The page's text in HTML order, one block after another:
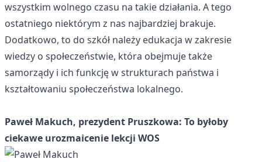
wszystkim wolnego czasu na takie działania. A tego
ostatniego niektórym z nas najbardziej brakuje.
Dodatkowo, to do szkół należy edukacja w zakresie
wiedzy o społeczeństwie, która obejmuje także
samorządy i ich funkcję w strukturach państwa i
kształtowaniu społeczeństwa lokalnego.
Paweł Makuch, prezydent Pruszkowa: To byłoby
ciekawe urozmaicenie lekcji WOS